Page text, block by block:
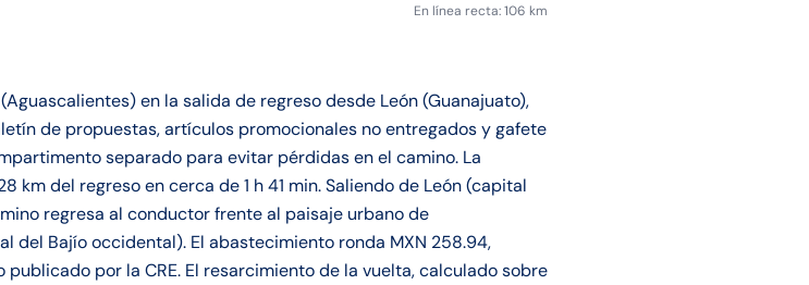
En línea recta: 106 km
en la salida de regreso desde León (Guanajuato),
de propuestas, artículos promocionales no entregados y gafete
separado para evitar pérdidas en el camino. La
km del regreso en cerca de 1 h 41 min. Saliendo de León (capital
regresa al conductor frente al paisaje urbano de
del Bajío occidental). El abastecimiento ronda MXN 258.94,
por la CRE. El resarcimiento de la vuelta, calculado sobre